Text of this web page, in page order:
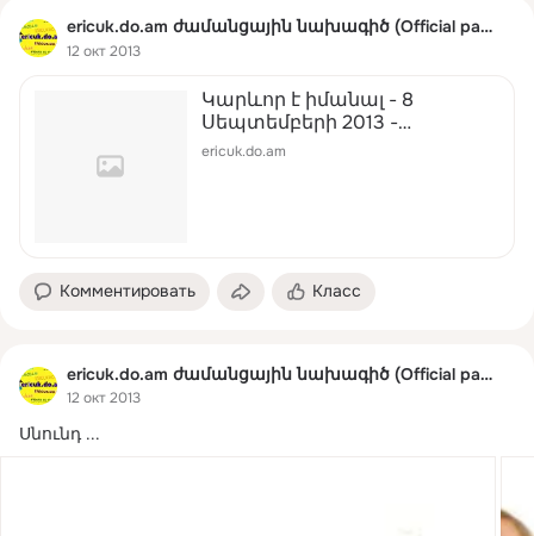
ericuk.do.am ժամանցային նախագիծ (Official page)
12 окт 2013
Կարևոր է իմանալ - 8
Սեպտեմբերի 2013 -
դպրոցական ժամանցային
ericuk.do.am
Комментировать Класс
ericuk.do.am ժամանցային նախագիծ (Official page)
12 окт 2013
Սնունդ ...